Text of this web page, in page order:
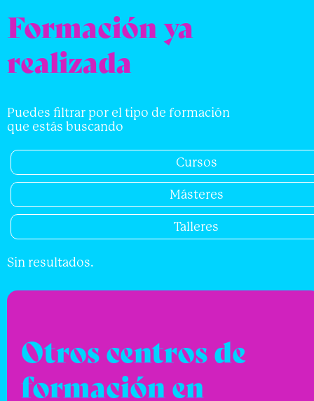
Formación ya
realizada
Puedes filtrar por el tipo de formación
que estás buscando
Cursos
Másteres
Talleres
Sin resultados.
Otros centros de
formación en